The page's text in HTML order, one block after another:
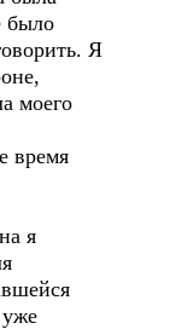
было
Я
моего
время
я